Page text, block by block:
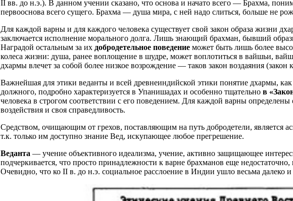
II вв. до н.э.). В данном учении сказано, что основа и начато всего — Брахма,
первооснова всего сущего. Брахма — душа мира, с ней надо слиться, больше не
Для каждой варны и для каждого человека существует свой закон образа жизни
заключается исполнение морального долга. Лишь знающий брахман, бывший
Наградой остальным за их добродетельное поведение может быть лишь более
колеса жизни: душа, ранее воплощение в шудре, может воплотиться в вайшьи,
дхармы влечет за собой более низкое возрождение — таков закон воздаяния (закон
Важнейшая для этики веданты и всей древнеиндийской этики понятие дхармы,
должного, подробно характеризуется в Упанишадах и особенно тщательнов
человека в строгом соответствии с его поведением. Для каждой варны определены
воздействия и своя справедливость.
Средством, очищающим от грехов, поставляющим на путь добродетели, является
т.к. только им доступно знание Вед, искупающее любое прегрешение.
Веданта— учение объективного идеализма, учение, активно защищающее
подчеркивается, что просто принадлежности к варне брахманов еще
Очевидно, что ко II в. до н.э. социальное расслоение в Индии ушло весьма далеко